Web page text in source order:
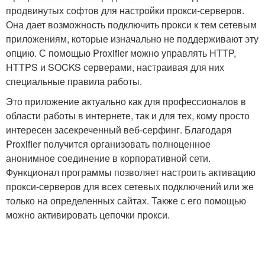
продвинутых софтов для настройки прокси-серверов.
Она дает возможность подключить прокси к тем сетевым
приложениям, которые изначально не поддерживают эту
опцию. С помощью Proxifier можно управлять HTTP,
HTTPS и SOCKS серверами, настраивая для них
специальные правила работы.
Это приложение актуально как для профессионалов в
области работы в интернете, так и для тех, кому просто
интересен засекреченный веб-серфинг. Благодаря
Proxifier получится организовать полноценное
анонимное соединение в корпоративной сети.
Функционал программы позволяет настроить активацию
прокси-серверов для всех сетевых подключений или же
только на определенных сайтах. Также с его помощью
можно активировать цепочки прокси.